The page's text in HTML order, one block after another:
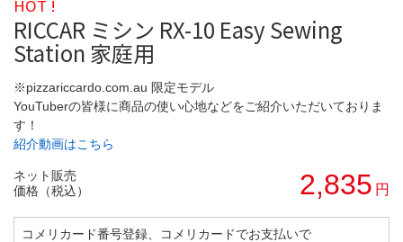
HOT !
RICCAR ミシン RX-10 Easy Sewing
Station 家庭用
※pizzariccardo.com.au 限定モデル
YouTuberの皆様に商品の使い心地などをご紹介いただいておりま
す！
紹介動画はこちら
ネット販売
価格（税込）
2,835 円
コメリカード番号登録、コメリカードでお支払いで